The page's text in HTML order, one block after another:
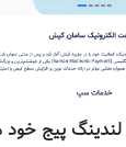
لندینگ پیج